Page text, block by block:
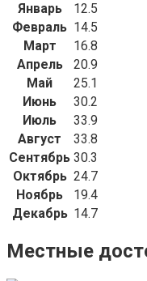
Январь
12.5
Февраль 14.5
Март
16.8
Апрель
20.9
Май
25.1
Июнь
30.2
Июль
33.9
Август
33.8
Сентябрь 30.3
Октябрь 24.7
Ноябрь
19.4
Декабрь 14.7
Местные